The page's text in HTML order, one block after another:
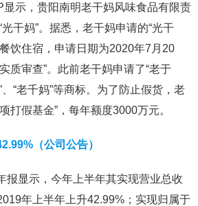
示，贵阳南明老干妈风味食品有限责
干妈”。据悉，老干妈申请的“光干
饮住宿，申请日期为2020年7月20
质审查”。此前老干妈申请了“老于
、“老千妈”等商标。为了防止假货，老
打假基金”，每年额度3000万元。
（公司公告）
报显示，今年上半年其实现营业总收
年上半年上升42.99%；实现归属于